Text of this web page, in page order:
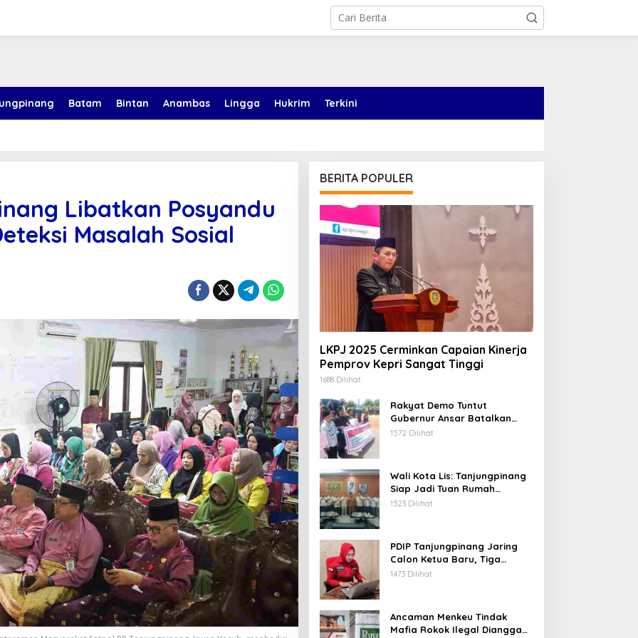
Batam Bintan Anambas Lingga Hukrim Terkini
Libatkan Posyandu
Masalah Sosial
BERITA POPULER
LKPJ 2025 Cerminkan Capaian Kinerja
Pemprov Kepri Sangat Tinggi
1688 Dilihat
Rakyat Demo Tuntut
Gubernur Ansar Batalkan
Lelang Kawasan Gurindam 12
1572 Dilihat
Wali Kota Lis: Tanjungpinang
Siap Jadi Tuan Rumah
Porprov Kepri VI 2026
1523 Dilihat
PDIP Tanjungpinang Jaring
Calon Ketua Baru, Tiga
Kandidat Jalani Psikotest
1473 Dilihat
Ancaman Menkeu Tindak
Mafia Rokok Ilegal Dianggap